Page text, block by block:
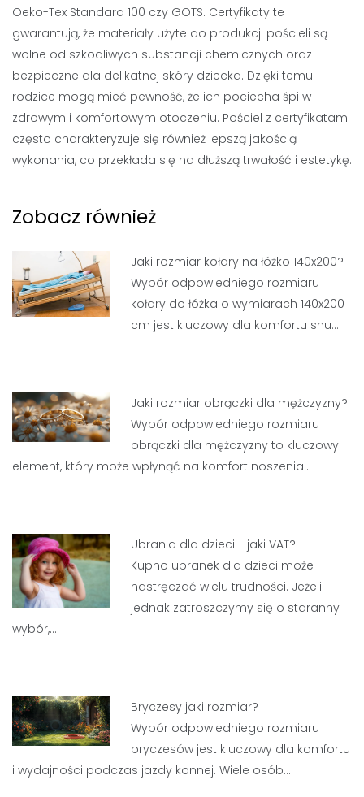
Oeko-Tex Standard 100 czy GOTS. Certyfikaty te
gwarantują, że materiały użyte do produkcji pościeli są
wolne od szkodliwych substancji chemicznych oraz
bezpieczne dla delikatnej skóry dziecka. Dzięki temu
rodzice mogą mieć pewność, że ich pociecha śpi w
zdrowym i komfortowym otoczeniu. Pościel z certyfikatami
często charakteryzuje się również lepszą jakością
wykonania, co przekłada się na dłuższą trwałość i estetykę.
Zobacz również
Jaki rozmiar kołdry na łóżko 140x200?
Wybór odpowiedniego rozmiaru
kołdry do łóżka o wymiarach 140x200
cm jest kluczowy dla komfortu snu…
Jaki rozmiar obrączki dla mężczyzny?
Wybór odpowiedniego rozmiaru
obrączki dla mężczyzny to kluczowy
element, który może wpłynąć na komfort noszenia…
Ubrania dla dzieci - jaki VAT?
Kupno ubranek dla dzieci może
nastręczać wielu trudności. Jeżeli
jednak zatroszczymy się o staranny
wybór,…
Bryczesy jaki rozmiar?
Wybór odpowiedniego rozmiaru
bryczesów jest kluczowy dla komfortu
i wydajności podczas jazdy konnej. Wiele osób…